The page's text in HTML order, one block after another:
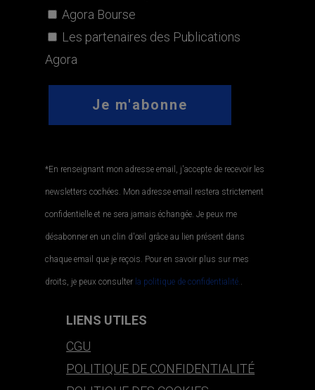
Agora Bourse
Les partenaires des Publications
Agora
*En renseignant mon adresse email, j'accepte de recevoir les
newsletters cochées. Mon adresse email restera strictement
confidentielle et ne sera jamais échangée. Je peux me
désabonner en un clin d'œil grâce au lien présent dans
chaque email que je reçois. Pour en savoir plus sur mes
droits, je peux consulter la politique de confidentialité..
LIENS UTILES
CGU
POLITIQUE DE CONFIDENTIALITÉ